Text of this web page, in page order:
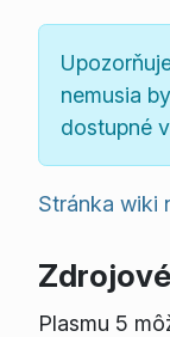
nemusia
dostupné
Stránka wiki
Plasmu 5